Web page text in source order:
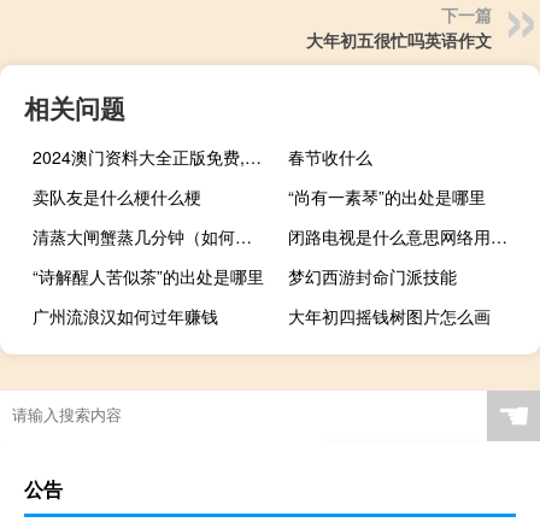
下一篇
大年初五很忙吗英语作文
相关问题
2024澳门资料大全正版免费,姣好精选解释落实_战略版76.24.24
春节收什么
卖队友是什么梗什么梗
“尚有一素琴”的出处是哪里
清蒸大闸蟹蒸几分钟（如何清蒸大闸蟹）
闭路电视是什么意思网络用语（饭圈中闭路电视有什么特殊意义吗）什么梗
“诗解醒人苦似茶”的出处是哪里
梦幻西游封命门派技能
广州流浪汉如何过年赚钱
大年初四摇钱树图片怎么画
☚
公告